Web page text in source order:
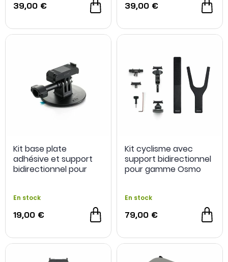
39,00 € 39,00 €
Kit base plate
adhésive et support
bidirectionnel pour
En stock
19,00 €
Kit cyclisme avec
support bidirectionnel
pour gamme Osmo
En stock
79,00 €